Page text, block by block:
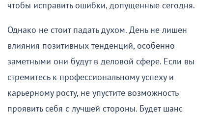
чтобы исправить ошибки, допущенные сегодня.
Однако не стоит падать духом. День не лишен
влияния позитивных тенденций, особенно
заметными они будут в деловой сфере. Если вы
стремитесь к профессиональному успеху и
карьерному росту, не упустите возможность
проявить себя с лучшей стороны. Будет шанс